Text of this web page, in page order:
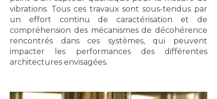
vibrations. Tous ces travaux sont sous-tendus par
un effort continu de caractérisation et de
compréhension des mécanismes de décohérence
rencontrés dans ces systèmes, qui peuvent
impacter les performances des différentes
architectures envisagées.